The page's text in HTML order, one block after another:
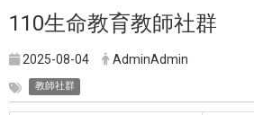
110生命教育教師社群
2025-08-04 AdminAdmin
教師社群